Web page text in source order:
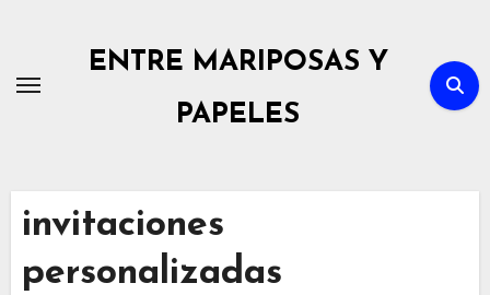
contenido
ENTRE MARIPOSAS Y
PAPELES
invitaciones
personalizadas